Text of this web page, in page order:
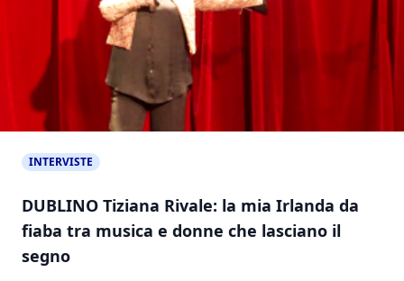
INTERVISTE
DUBLINO Tiziana Rivale: la mia Irlanda da
fiaba tra musica e donne che lasciano il
segno